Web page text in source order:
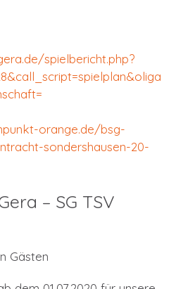
spielbericht.php?
orange.de/bsg-
sondershausen-20-
– SG TSV
Gästen